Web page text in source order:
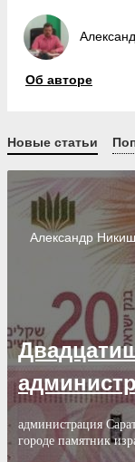
Об авторе
Новые статьи
Александр
администрация
городе памятник